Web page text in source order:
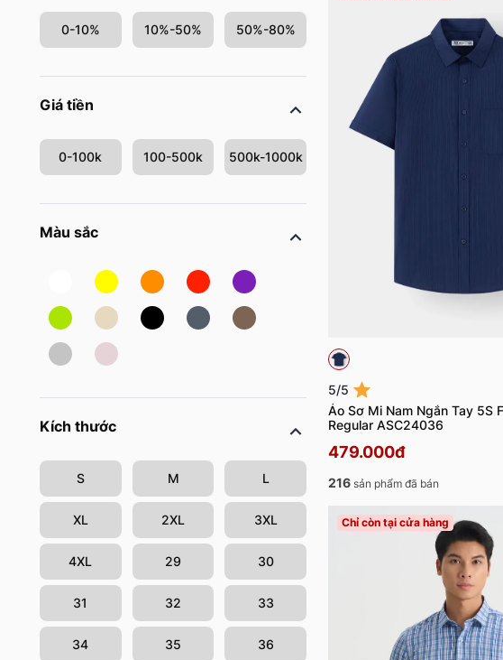
0-10% 10%-50% 50%-80%
Giá tiền
0-100k 100-500k 500k-1000k
Màu sắc
Kích thước
S M L
XL 2XL 3XL
4XL 29 30
31 32 33
34 35 36
5/5
Áo Sơ Mi Nam Ngắn Tay 5S
Regular ASC24036
479.000đ
216 sản phẩm đã bán
Chỉ còn tại cửa hàng